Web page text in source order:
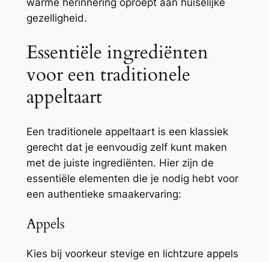
warme herinnering oproept aan huiselijke
gezelligheid.
Essentiële ingrediënten
voor een traditionele
appeltaart
Een traditionele appeltaart is een klassiek
gerecht dat je eenvoudig zelf kunt maken
met de juiste ingrediënten. Hier zijn de
essentiële elementen die je nodig hebt voor
een authentieke smaakervaring:
Appels
Kies bij voorkeur stevige en lichtzure appels